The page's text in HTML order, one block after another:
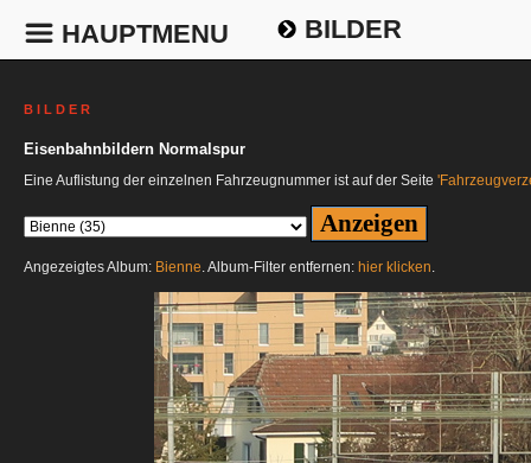
HAUPTMENU BILDER
B I L D E R
Eisenbahnbildern Normalspur
Eine Auflistung der einzelnen Fahrzeugnummer ist auf der Seite
Angezeigtes Album: Bienne. Album-Filter entfernen: hier klicken.